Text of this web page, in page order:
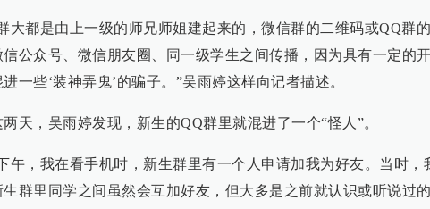
大都是由上一级的师兄师姐建起来的，微信群的二维码或QQ群
信公众号、微信朋友圈、同一级学生之间传播，因为具有一定的
一些‘装神弄鬼’的骗子。”吴雨婷这样向记者描述。
两天，吴雨婷发现，新生的QQ群里就混进了一个“怪人”。
午，我在看手机时，新生群里有一个人申请加我为好友。当时，
生群里同学之间虽然会互加好友，但大多是之前就认识或听说过